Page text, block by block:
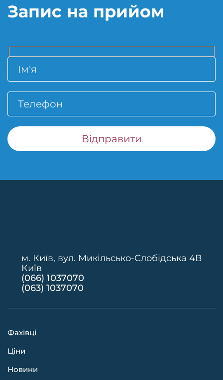
Запис на прийом
м. Київ, вул. Микільсько-Слобідська 4В
Київ
(066) 1037070
(063) 1037070
Фахівці
Ціни
Новини